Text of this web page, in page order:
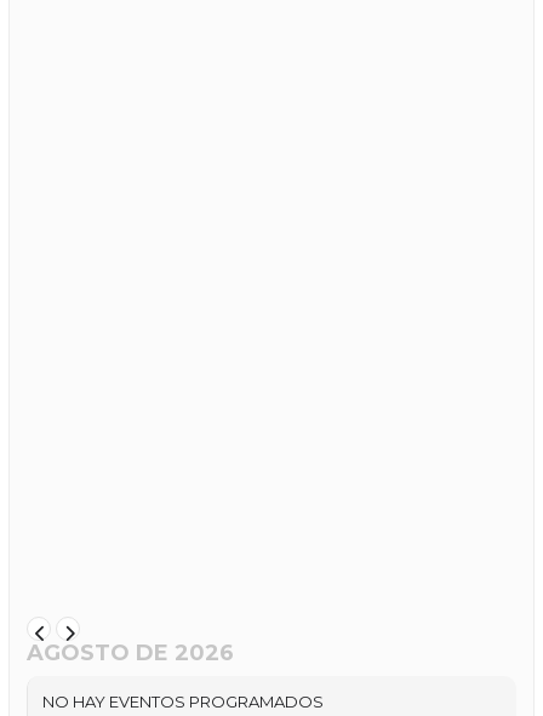
AGOSTO DE 2026
NO HAY EVENTOS PROGRAMADOS